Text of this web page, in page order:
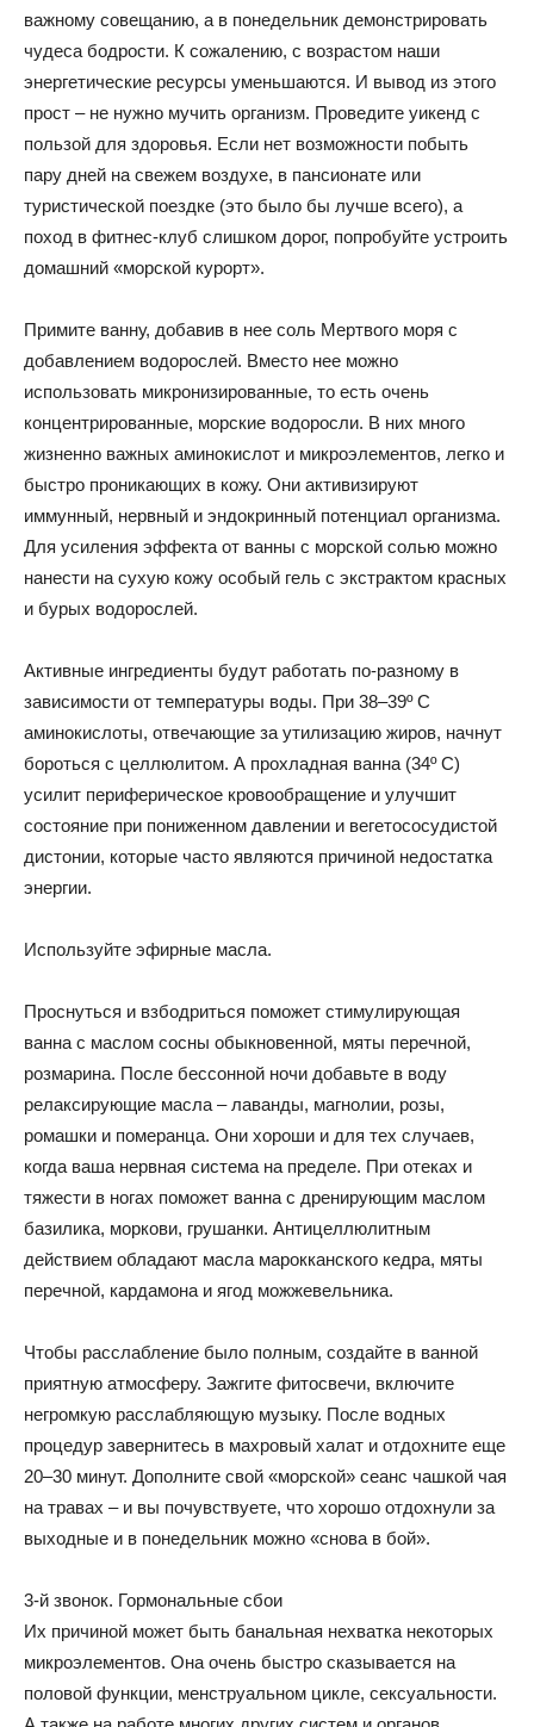
важному совещанию, а в понедельник демонстрировать
чудеса бодрости. К сожалению, с возрастом наши
энергетические ресурсы уменьшаются. И вывод из этого
прост – не нужно мучить организм. Проведите уикенд с
пользой для здоровья. Если нет возможности побыть
пару дней на свежем воздухе, в пансионате или
туристической поездке (это было бы лучше всего), а
поход в фитнес-клуб слишком дорог, попробуйте устроить
домашний «морской курорт».
Примите ванну, добавив в нее соль Мертвого моря с
добавлением водорослей. Вместо нее можно
использовать микронизированные, то есть очень
концентрированные, морские водоросли. В них много
жизненно важных аминокислот и микроэлементов, легко и
быстро проникающих в кожу. Они активизируют
иммунный, нервный и эндокринный потенциал организма.
Для усиления эффекта от ванны с морской солью можно
нанести на сухую кожу особый гель с экстрактом красных
и бурых водорослей.
Активные ингредиенты будут работать по-разному в
зависимости от температуры воды. При 38–39º С
аминокислоты, отвечающие за утилизацию жиров, начнут
бороться с целлюлитом. А прохладная ванна (34º С)
усилит периферическое кровообращение и улучшит
состояние при пониженном давлении и вегетососудистой
дистонии, которые часто являются причиной недостатка
энергии.
Используйте эфирные масла.
Проснуться и взбодриться поможет стимулирующая
ванна с маслом сосны обыкновенной, мяты перечной,
розмарина. После бессонной ночи добавьте в воду
релаксирующие масла – лаванды, магнолии, розы,
ромашки и померанца. Они хороши и для тех случаев,
когда ваша нервная система на пределе. При отеках и
тяжести в ногах поможет ванна с дренирующим маслом
базилика, моркови, грушанки. Антицеллюлитным
действием обладают масла марокканского кедра, мяты
перечной, кардамона и ягод можжевельника.
Чтобы расслабление было полным, создайте в ванной
приятную атмосферу. Зажгите фитосвечи, включите
негромкую расслабляющую музыку. После водных
процедур завернитесь в махровый халат и отдохните еще
20–30 минут. Дополните свой «морской» сеанс чашкой чая
на травах – и вы почувствуете, что хорошо отдохнули за
выходные и в понедельник можно «снова в бой».
3-й звонок. Гормональные сбои
Их причиной может быть банальная нехватка некоторых
микроэлементов. Она очень быстро сказывается на
половой функции, менструальном цикле, сексуальности.